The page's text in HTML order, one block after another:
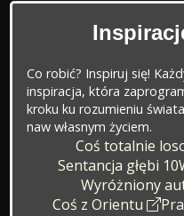
Co robić? Inspiruj się!
inspiracja, która
kroku ku rozumieniu
naw własnym życiem.
Coś totalnie
Sentancja głębi 10
Wyróżniony
Coś z Orientu